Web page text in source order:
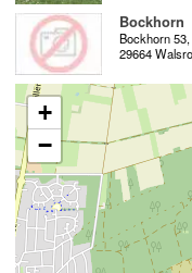
Bockhorn
Bockhorn 53,
29664
+
−